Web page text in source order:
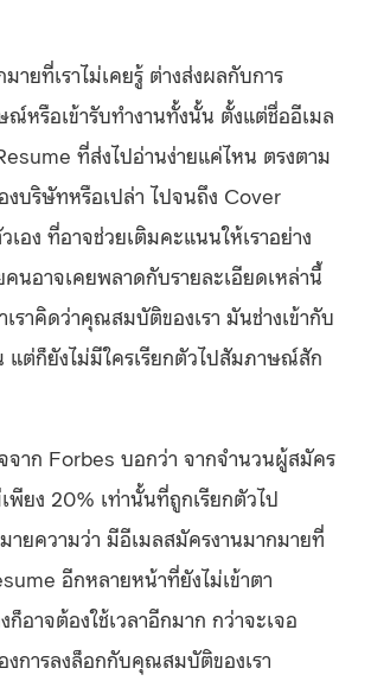
ายที่เราไม่เคยรู้ ต่างส่งผลกับการ
หรือเข้ารับทำงานทั้งนั้น ตั้งแต่ชื่ออีเมล
ที่ส่งไปอ่านง่ายแค่ไหน ตรงตาม
งบริษัทหรือเปล่า ไปจนถึง Cover
อง ที่อาจช่วยเติมคะแนนให้เราอย่าง
นอาจเคยพลาดกับรายละเอียดเหล่านี้
ราคิดว่าคุณสมบัติของเรา มันช่างเข้ากับ
แต่ก็ยังไม่มีใครเรียกตัวไปสัมภาษณ์สัก
จาก Forbes บอกว่า จากจำนวนผู้สมัคร
พียง 20% เท่านั้นที่ถูกเรียกตัวไป
ยความว่า มีอีเมลสมัครงานมากมายที่
อีกหลายหน้าที่ยังไม่เข้าตา
ก็อาจต้องใช้เวลาอีกมาก กว่าจะเจอ
การลงล็อกกับคุณสมบัติของเรา